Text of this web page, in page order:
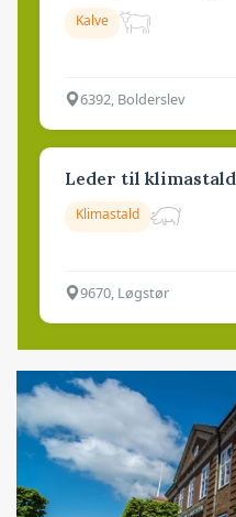
Kalve
6392, Bolderslev
Leder til klimastald
Klimastald
9670, Løgstør